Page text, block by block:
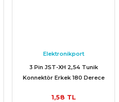
Elektronikport
3 Pin JST-XH 2,54 Tunik
Konnektör Erkek 180 Derece
1,58 TL